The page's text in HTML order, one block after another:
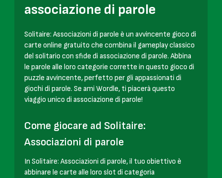
associazione di parole
Solitaire: Associazioni di parole è un avvincente gioco di
carte online gratuito che combina il gameplay classico
del solitario con sfide di associazione di parole. Abbina
le parole alle loro categorie corrette in questo gioco di
puzzle avvincente, perfetto per gli appassionati di
giochi di parole. Se ami Wordle, ti piacerà questo
viaggio unico di associazione di parole!
Come giocare ad Solitaire:
Associazioni di parole
In Solitaire: Associazioni di parole, il tuo obiettivo è
abbinare le carte alle loro slot di categoria